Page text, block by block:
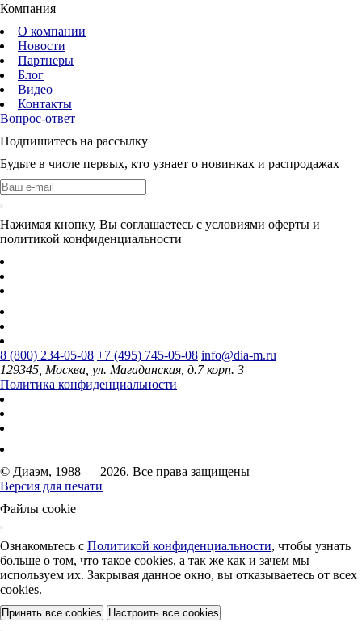
Компания
О компании
Новости
Партнеры
Блог
Видео
Контакты
Вопрос-ответ
Подпишитесь на рассылку
Будьте в числе первых, кто узнает о новинках и распродажах
Нажимая кнопку, Вы соглашаетесь с условиями оферты и
политикой конфиденциальности
8 (800) 234-05-08 +7 (495) 745-05-08 info@dia-m.ru
129345, Москва, ул. Магаданская, д.7 корп. 3
Политика конфиденциальности
© Диаэм, 1988 — 2026. Все права защищены
Версия для печати
Файлы cookie
Ознакомьтесь с Политикой конфиденциальности, чтобы узнать
больше о том, что такое cookies, а так же как и зачем мы
используем их. Закрывая данное окно, вы отказываетесь от всех
cookies.
Принять все cookies Настроить все cookies